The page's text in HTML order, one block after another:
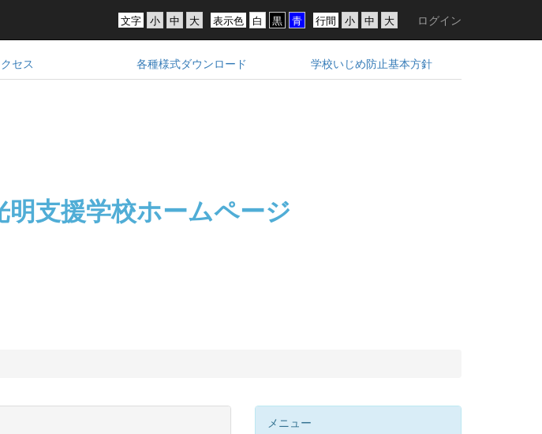
行間
表示色
文字 ログイン
セス 各種様式ダウンロード 学校いじめ防止基本方針
明支援学校ホームページ
メニュー